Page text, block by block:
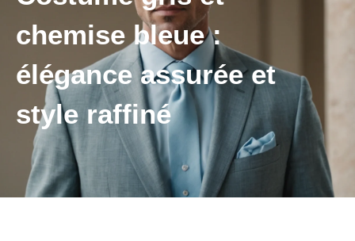
chemise bleue :
élégance assurée et
style raffiné